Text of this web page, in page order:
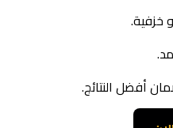
خزفية.
أفضل النتائج.